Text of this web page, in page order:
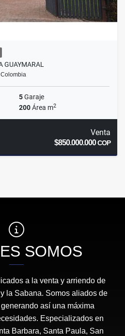
GUAYMARAL
5Garaje
200Área m2
Venta
$850.000.000COP
SOMOS
a la venta y arriendo de
la Sabana. Somos aliados de
así una máxima
Especializados en
Barbara, Santa Paula, San